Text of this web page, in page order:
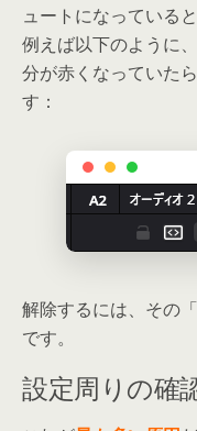
ュートになっている
例えば以下のように
分が赤くなっていた
す：
解除するには、その
です。
設定周りの確